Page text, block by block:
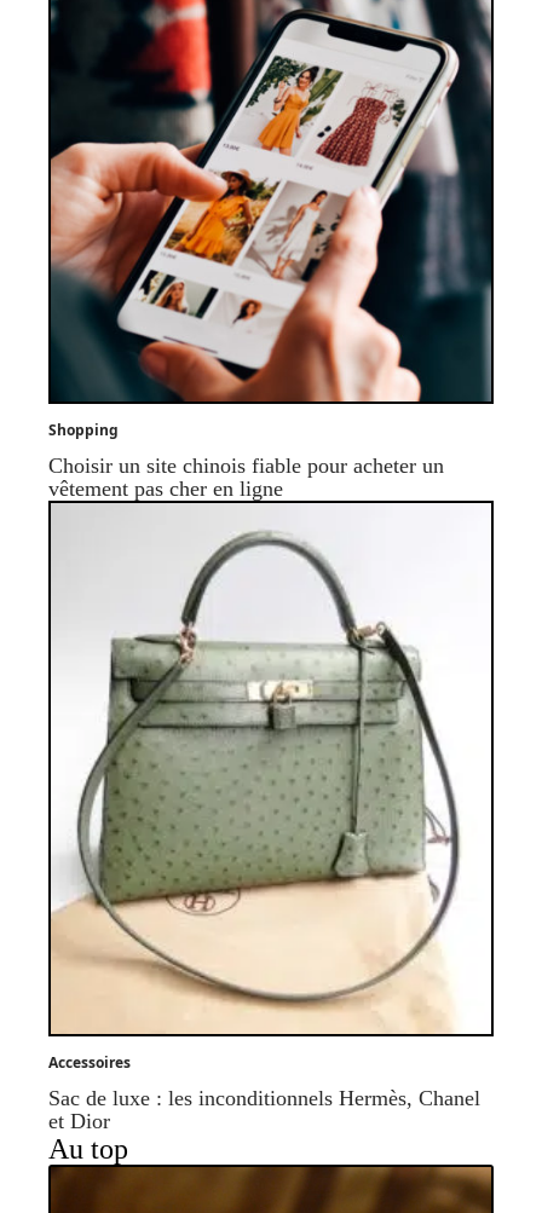
Shopping
Choisir un site chinois fiable pour acheter un
vêtement pas cher en ligne
Accessoires
Sac de luxe : les inconditionnels Hermès, Chanel
et Dior
Au top